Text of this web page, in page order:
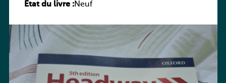
and Literature Companion
État du livre :Neuf